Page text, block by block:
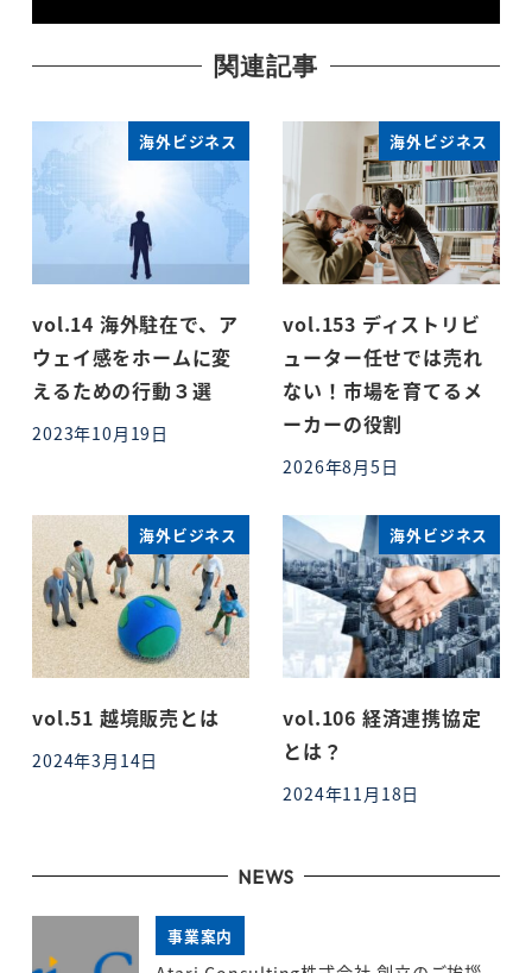
関連記事
海外ビジネス
vol.14 海外駐在で、ア
ウェイ感をホームに変
えるための行動３選
投稿日
2023年10月19日
海外ビジネス
vol.153 ディストリビ
ューター任せでは売れ
ない！市場を育てるメ
ーカーの役割
投稿日
2026年8月5日
海外ビジネス
vol.51 越境販売とは
投稿日
2024年3月14日
海外ビジネス
vol.106 経済連携協定
とは？
投稿日
2024年11月18日
NEWS
事業案内